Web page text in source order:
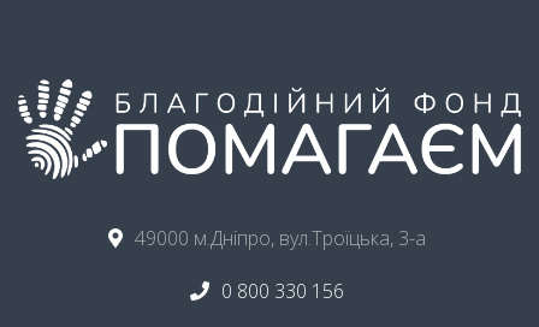
49000 м.Дніпро, вул.Троїцька, 3-а
0 800 330 156